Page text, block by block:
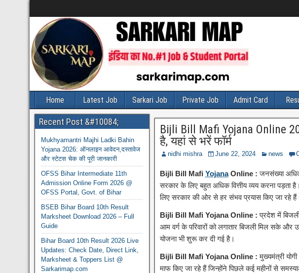
Home Latest Job Sarkari Job Private Job Admit Card
Bijli Bill Mafi Yojana Online
है, यहां से भरें फॉर्म
nidhi mishra June 22, 2024 news
Bijli Bill Mafi YojanaOnline :जनसंख्या
सरकार के लिए बहुत अधिक वित्तीय व्यय करना पड़ता
लिए सरकार की ओर से हर संभव प्रयास किए जा रहे
Bijli Bill Mafi Yojana Online :प्रदेश में
आम वर्ग के परिवारों को लगातार बिजली मिल सके और
योजना भी शुरू कर दी गई है।
Bijli Bill Mafi Yojana Online :मुख्यमंत्री
माफ किए जा रहे हैं जिन्होंने पिछले कई महीनों से
Recent Post &#10084;
Mukhyamantri Majhi Ladki Bahin
Yojana 2026: ऑनलाइन आवेदन,दस्तावेज
और स्टेटस चेक की पूरी जानकारी
OFSS Bihar Intermediate 11th
Admission Online Form 2026 @
OFSS Portal, Govt. of Bihar
BSEB Bihar Board 10th Result
Marksheet Download 2026 – Full
Guide
Bihar Board 10th Result 2026 Live
Updates: Check Date, Direct Link,
Marksheet & Toppers List @
Sarkarimap.com